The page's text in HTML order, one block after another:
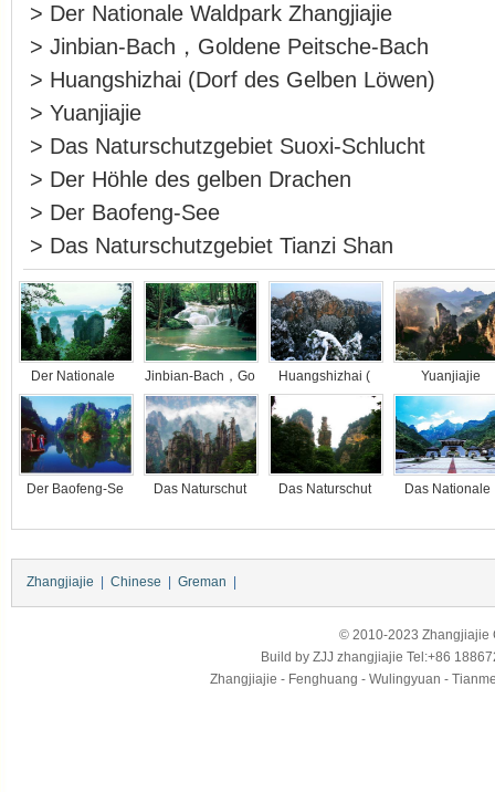
> Der Nationale Waldpark Zhangjiajie
> Jinbian-Bach，Goldene Peitsche-Bach
> Huangshizhai (Dorf des Gelben Löwen)
> Yuanjiajie
> Das Naturschutzgebiet Suoxi-Schlucht
> Der Höhle des gelben Drachen
> Der Baofeng-See
> Das Naturschutzgebiet Tianzi Shan
Der Nationale Jinbian-Bach，Go Huangshizhai ( Yuanjiajie
Der Baofeng-Se Das Naturschut Das Naturschut Das
Zhangjiajie Chinese Greman
© 2010-2023 Zhangjiajie
Build by ZJJ zhangjiajie Tel:+86
Zhangjiajie - Fenghuang - Wulingyuan -